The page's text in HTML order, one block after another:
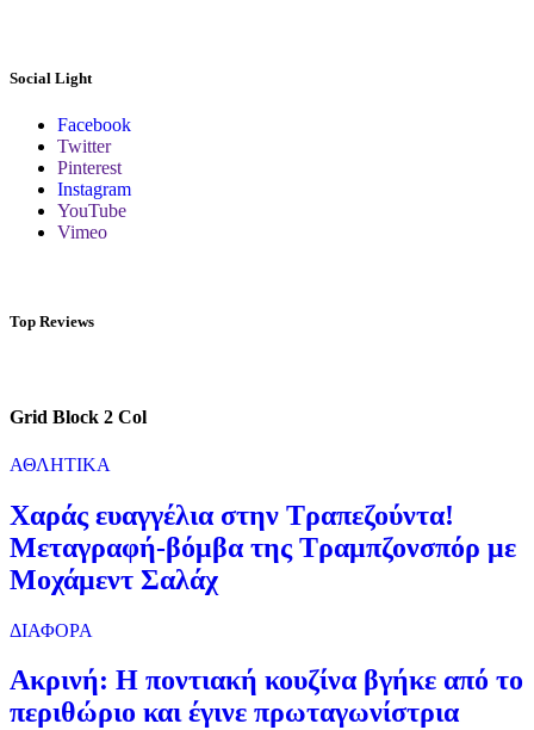
Social Light
Facebook
Twitter
Pinterest
Instagram
YouTube
Vimeo
Top Reviews
Grid Block 2 Col
ΑΘΛΗΤΙΚΑ
Χαράς ευαγγέλια στην Τραπεζούντα!
Μεταγραφή-βόμβα της Τραμπζονσπόρ με
Μοχάμεντ Σαλάχ
ΔΙΑΦΟΡΑ
Ακρινή: Η ποντιακή κουζίνα βγήκε από το
περιθώριο και έγινε πρωταγωνίστρια